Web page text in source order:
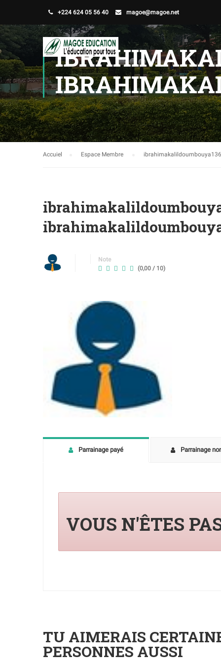
+224 624 05 56 40 magoe@magoe.net
Accuiel Espace Membre
Note
(0,00 / 10)
Parrainage payé Parrainage
VOUS N'ÊTES
TU AIMERAIS
PERSONNES AUSSI